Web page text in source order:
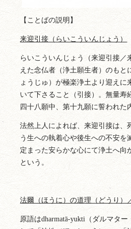
【ことばの説明】
来迎引接（らいこういんじょう）
らいこういんじょう（来迎引接／
えた念仏者（浄土願生者）のもと
ょうじゅ）が極楽浄土より迎えに
いて下さること（引接）。無量寿
四十八願中、第十九願に誓われた
法然上人によれば、来迎引接は、
う生への執着心や後生への不安を
定まった安らかな心にて浄土へ向
という。
法爾（ほうに）の道理（どうり）
原語はdharmatā-yukti（ダルマタ